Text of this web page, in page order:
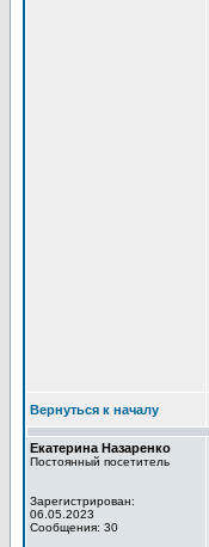
Вернуться к началу
Екатерина Назаренко
Постоянный посетитель
Зарегистрирован:
06.05.2023
Сообщения: 30